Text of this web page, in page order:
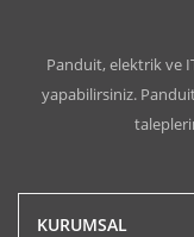
Panduit, elektrik ve
yapabilirsiniz.
KURUMSAL